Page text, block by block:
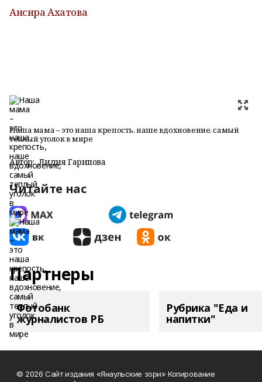
Ансира Ахатова
Наша мама – это наша крепость, наше вдохновение, самый
теплый уголок в мире
Автор: Лидия Гарипова
Читайте нас
Партнеры
Фотобанк
журналистов РБ
Рубрика "Еда и
напитки"
© 2026 Сайт издания «Янаульские зори» Копирование